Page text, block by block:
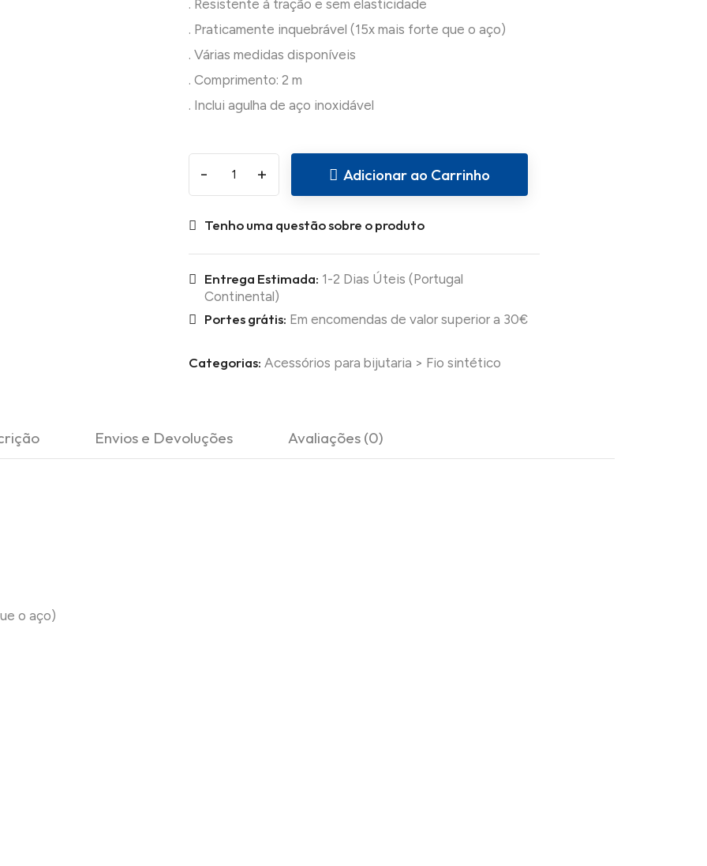
. Resistente à tração e sem elasticidade
. Praticamente inquebrável (15x mais forte que o aço)
. Várias medidas disponíveis
. Comprimento: 2 m
- + Adicionar ao Carrinho
Tenho uma questão sobre o produto
Entrega Estimada: 1-2 Dias Úteis (Portugal
Continental)
Portes grátis: Em encomendas de valor superior a 30€
Categorias: Acessórios para bijutaria > Fio sintético
Envios e Devoluções Avaliações (0)
o aço)